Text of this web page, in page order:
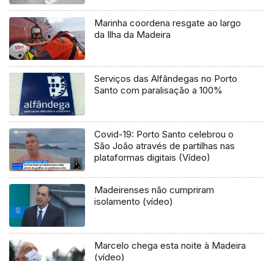
Marinha coordena resgate ao largo
da Ilha da Madeira
Serviços das Alfândegas no Porto
Santo com paralisação a 100%
Covid-19: Porto Santo celebrou o
São João através de partilhas nas
plataformas digitais (Vídeo)
Madeirenses não cumpriram
isolamento (vídeo)
Marcelo chega esta noite à Madeira
(vídeo)